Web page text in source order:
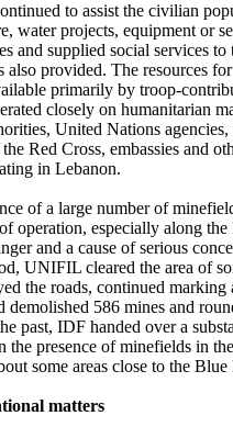
to assist the civilian
water projects, equipment or
and supplied social services
also provided. The resources
primarily by troop-
closely on humanitarian
United Nations
Red Cross, embassies and
in Lebanon.
of a large number of
operation, especially along
and a cause of serious
UNIFIL cleared the area of
the roads, continued
demolished 586 mines and
past, IDF handed over a
the presence of minefields in
some areas close to the
matters